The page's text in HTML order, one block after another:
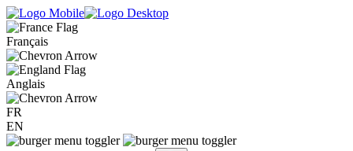
Français
Anglais
FR
EN